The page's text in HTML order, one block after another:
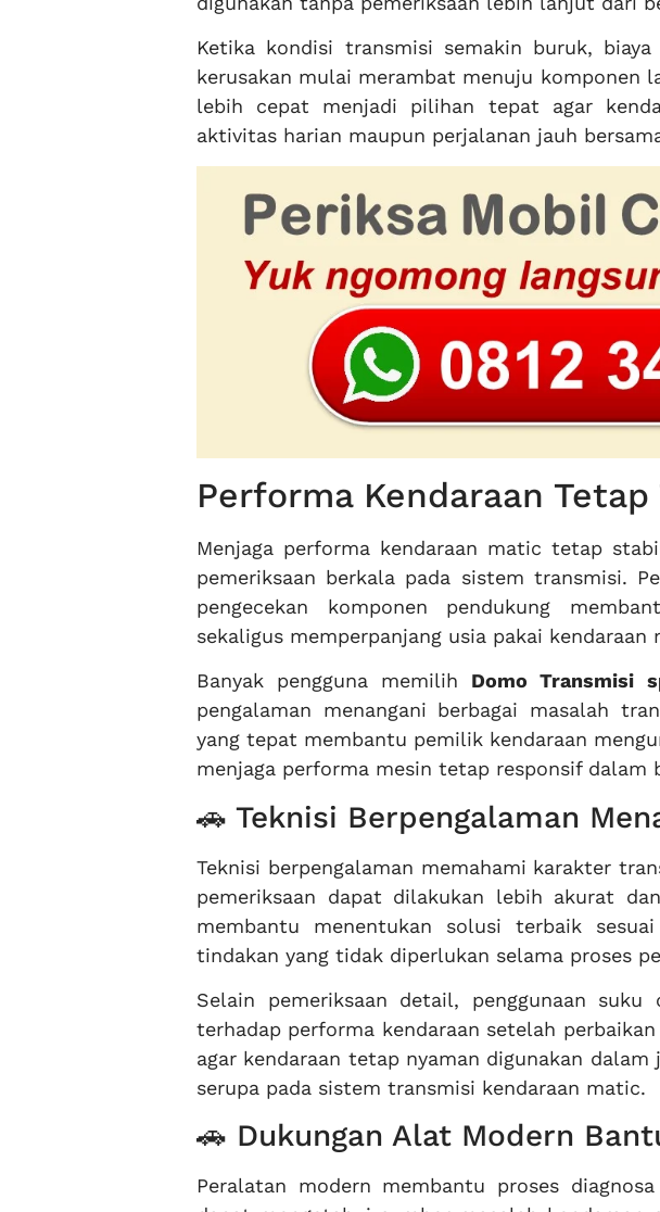
Ketika kondisi transmisi semakin buruk,
kerusakan mulai merambat menuju komponen
lebih cepat menjadi pilihan tepat agar
aktivitas harian maupun perjalanan jauh
Performa Kendaraan
Menjaga performa kendaraan matic tetap
pemeriksaan berkala pada sistem transmisi.
pengecekan komponen pendukung
sekaligus memperpanjang usia pakai kendaraan
Banyak pengguna memilih Domo Transmisi
pengalaman menangani berbagai masalah
yang tepat membantu pemilik kendaraan
menjaga performa mesin tetap responsif dalam
🚗 Teknisi Berpengalaman
Teknisi berpengalaman memahami karakter
pemeriksaan dapat dilakukan lebih akurat
membantu menentukan solusi terbaik
tindakan yang tidak diperlukan selama proses
Selain pemeriksaan detail, penggunaan
terhadap performa kendaraan setelah
agar kendaraan tetap nyaman digunakan
serupa pada sistem transmisi kendaraan matic.
🚗 Dukungan Alat Modern
Peralatan modern membantu proses